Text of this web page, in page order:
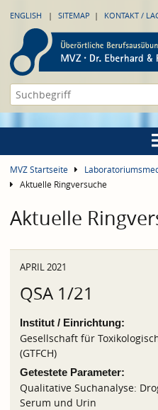
ENGLISH SITEMAP KONTAKT /
MVZ Startseite
Aktuelle Ringversuche
Aktuelle
APRIL 2021
QSA 1/21
Institut / Einrichtung:
Gesellschaft für
(GTFCH)
Getestete Parameter:
Qualitative Suchanalyse:
Serum und Urin